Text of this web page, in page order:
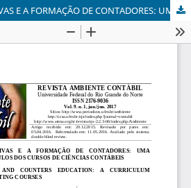
FRAUDES CORPORATIVAS E A FORMAÇÃO DE CONTADORES: UMA ANÁLISE DOS CURRÍCULOS DOS CURSOS DE CIÊNCIAS CONTÁBEIS